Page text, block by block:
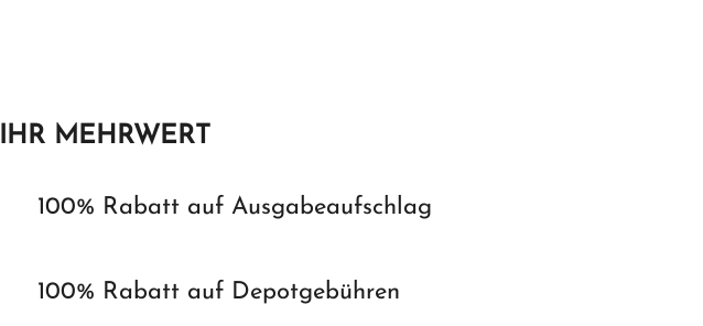
IHR MEHRWERT
100% Rabatt auf Ausgabeaufschlag
100% Rabatt auf Depotgebühren